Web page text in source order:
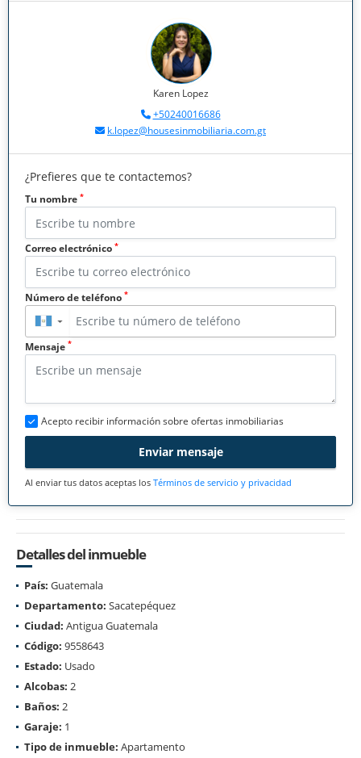
Karen Lopez
+50240016686
k.lopez@housesinmobiliaria.com.gt
¿Prefieres que te contactemos?
Tu nombre *
Correo electrónico *
Número de teléfono *
▼
Mensaje *
Acepto recibir información sobre ofertas inmobiliarias
Enviar mensaje
Al enviar tus datos aceptas los Términos de servicio y privacidad
Detalles del inmueble
País: Guatemala
Departamento: Sacatepéquez
Ciudad: Antigua Guatemala
Código: 9558643
Estado: Usado
Alcobas: 2
Baños: 2
Garaje: 1
Tipo de inmueble: Apartamento